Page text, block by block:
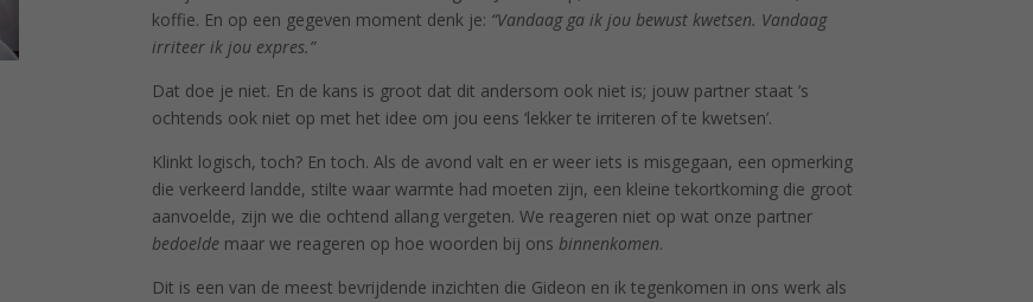
koffie. En op een gegeven moment denk je: “Vandaag ga ik jou bewust kwetsen. Vandaag
irriteer ik jou expres.”
Dat doe je niet. En de kans is groot dat dit andersom ook niet is; jouw partner staat ’s
ochtends ook niet op met het idee om jou eens ‘lekker te irriteren of te kwetsen’.
Klinkt logisch, toch? En toch. Als de avond valt en er weer iets is misgegaan, een opmerking
die verkeerd landde, stilte waar warmte had moeten zijn, een kleine tekortkoming die groot
aanvoelde, zijn we die ochtend allang vergeten. We reageren niet op wat onze partner
bedoeldemaar we reageren op hoe woorden bij ons binnenkomen.
Dit is een van de meest bevrijdende inzichten die Gideon en ik tegenkomen in ons werk als